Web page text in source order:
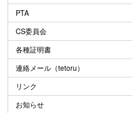
PTA
CS委員会
各種証明書
連絡メール（tetoru）
リンク
お知らせ